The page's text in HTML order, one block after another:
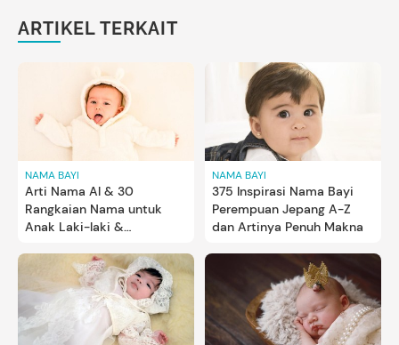
ARTIKEL TERKAIT
NAMA BAYI
Arti Nama Al & 30
Rangkaian Nama untuk
Anak Laki-laki &
NAMA BAYI
375 Inspirasi Nama Bayi
Perempuan Jepang A-Z
dan Artinya Penuh Makna